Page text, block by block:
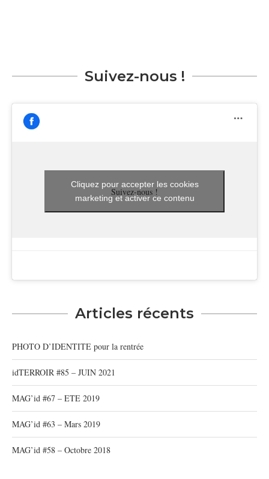
Suivez-nous !
Suivez-nous !
Cliquez pour accepter les cookies
marketing et activer ce contenu
Articles récents
PHOTO D’IDENTITE pour la rentrée
idTERROIR #85 – JUIN 2021
MAG’id #67 – ETE 2019
MAG’id #63 – Mars 2019
MAG’id #58 – Octobre 2018